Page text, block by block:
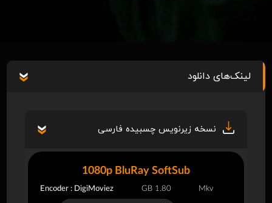
لینک‌های دانلود
نسخه زیرنویس چسبیده فارسی
1080p BluRay SoftSub
Encoder : DigiMoviez 1.80 GB Mkv